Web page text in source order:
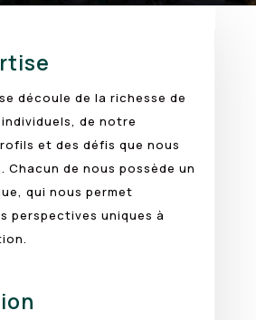
découle de la richesse de
de notre
et des défis que nous
Chacun de nous possède un
qui nous permet
perspectives uniques à